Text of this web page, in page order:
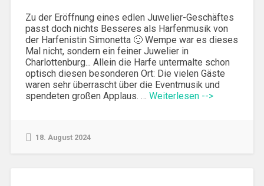
Zu der Eröffnung eines edlen Juwelier-Geschäftes
passt doch nichts Besseres als Harfenmusik von
der Harfenistin Simonetta 🙂 Wempe war es dieses
Mal nicht, sondern ein feiner Juwelier in
Charlottenburg... Allein die Harfe untermalte schon
optisch diesen besonderen Ort: Die vielen Gäste
waren sehr überrascht über die Eventmusik und
spendeten großen Applaus. … Weiterlesen -->
18. August 2024